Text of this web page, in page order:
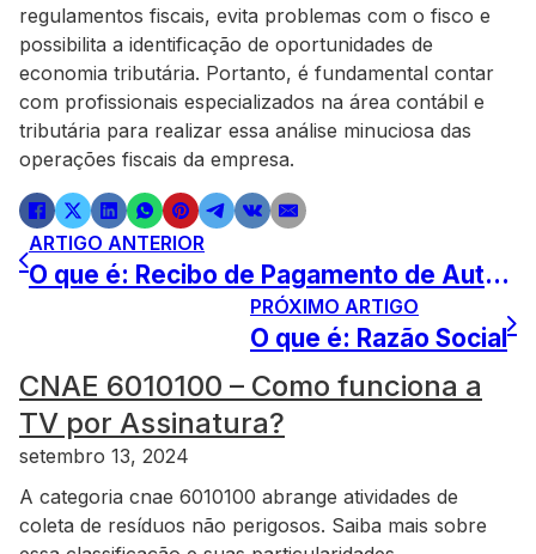
regulamentos fiscais, evita problemas com o fisco e
possibilita a identificação de oportunidades de
economia tributária. Portanto, é fundamental contar
com profissionais especializados na área contábil e
tributária para realizar essa análise minuciosa das
operações fiscais da empresa.
ARTIGO ANTERIOR
O que é: Recibo de Pagamento de Autônomo (RPA)
PRÓXIMO ARTIGO
O que é: Razão Social
CNAE 6010100 – Como funciona a
TV por Assinatura?
setembro 13, 2024
A categoria cnae 6010100 abrange atividades de
coleta de resíduos não perigosos. Saiba mais sobre